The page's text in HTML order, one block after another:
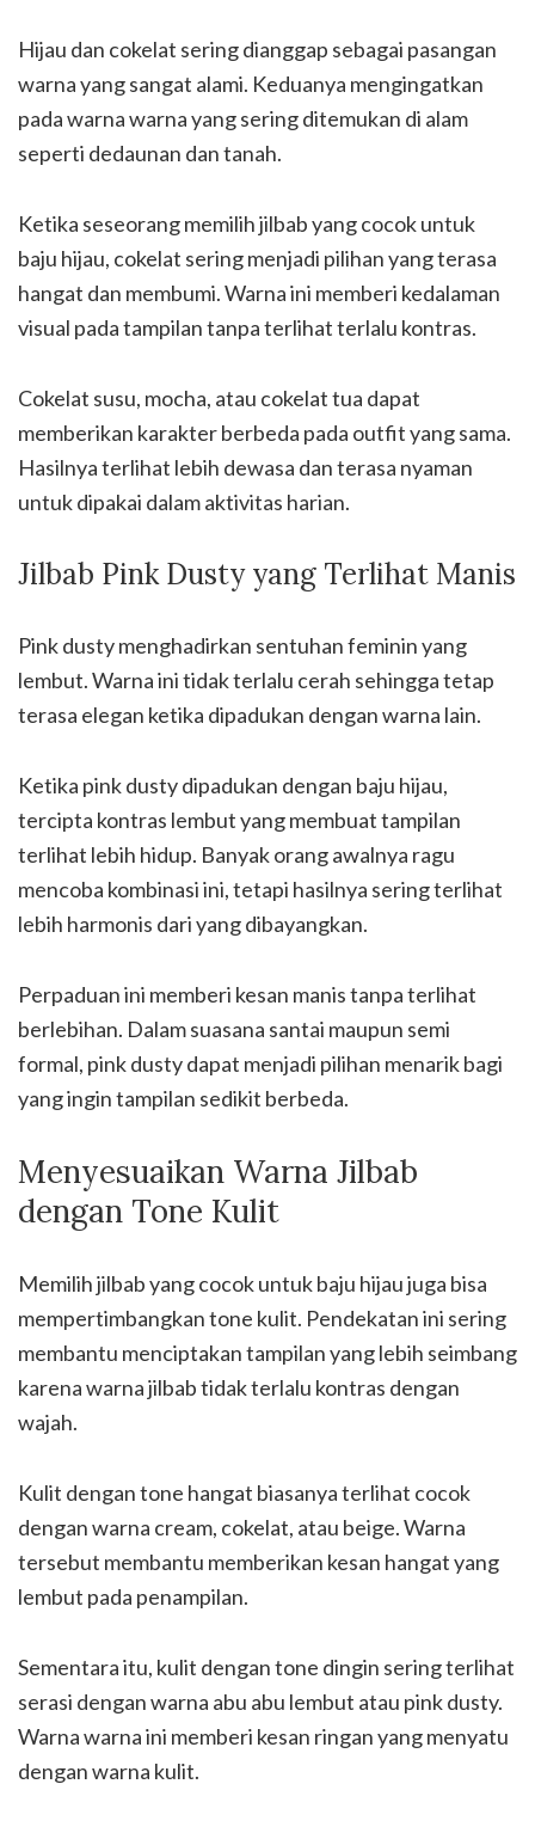
Hijau dan cokelat sering dianggap sebagai pasangan
warna yang sangat alami. Keduanya mengingatkan
pada warna warna yang sering ditemukan di alam
seperti dedaunan dan tanah.
Ketika seseorang memilih jilbab yang cocok untuk
baju hijau, cokelat sering menjadi pilihan yang terasa
hangat dan membumi. Warna ini memberi kedalaman
visual pada tampilan tanpa terlihat terlalu kontras.
Cokelat susu, mocha, atau cokelat tua dapat
memberikan karakter berbeda pada outfit yang sama.
Hasilnya terlihat lebih dewasa dan terasa nyaman
untuk dipakai dalam aktivitas harian.
Jilbab Pink Dusty yang Terlihat Manis
Pink dusty menghadirkan sentuhan feminin yang
lembut. Warna ini tidak terlalu cerah sehingga tetap
terasa elegan ketika dipadukan dengan warna lain.
Ketika pink dusty dipadukan dengan baju hijau,
tercipta kontras lembut yang membuat tampilan
terlihat lebih hidup. Banyak orang awalnya ragu
mencoba kombinasi ini, tetapi hasilnya sering terlihat
lebih harmonis dari yang dibayangkan.
Perpaduan ini memberi kesan manis tanpa terlihat
berlebihan. Dalam suasana santai maupun semi
formal, pink dusty dapat menjadi pilihan menarik bagi
yang ingin tampilan sedikit berbeda.
Menyesuaikan Warna Jilbab
dengan Tone Kulit
Memilih jilbab yang cocok untuk baju hijau juga bisa
mempertimbangkan tone kulit. Pendekatan ini sering
membantu menciptakan tampilan yang lebih seimbang
karena warna jilbab tidak terlalu kontras dengan
wajah.
Kulit dengan tone hangat biasanya terlihat cocok
dengan warna cream, cokelat, atau beige. Warna
tersebut membantu memberikan kesan hangat yang
lembut pada penampilan.
Sementara itu, kulit dengan tone dingin sering terlihat
serasi dengan warna abu abu lembut atau pink dusty.
Warna warna ini memberi kesan ringan yang menyatu
dengan warna kulit.